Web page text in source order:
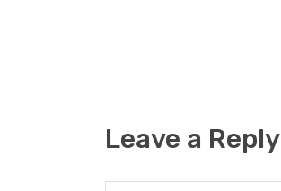
Leave a Reply